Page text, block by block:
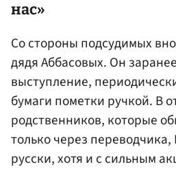
нас»
Со стороны подсудимых
дядя Аббасовых. Он
выступление,
бумаги пометки ручкой. В
родственников, которые
только через
русски, хотя и с сильным